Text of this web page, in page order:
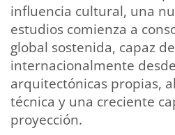
influencia cultural, una
estudios comienza a
global sostenida, capaz
internacionalmente
arquitectónicas propias,
técnica y una creciente
proyección.